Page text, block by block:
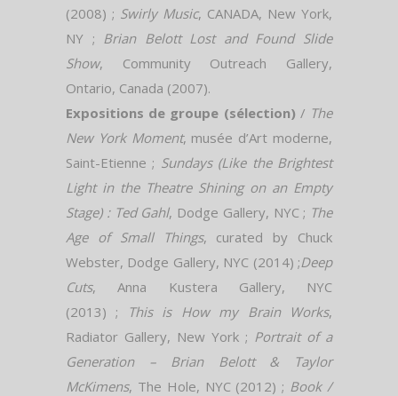
(2008) ; Swirly Music, CANADA, New York,
NY ; Brian Belott Lost and Found Slide
Show, Community Outreach Gallery,
Ontario, Canada (2007).
Expositions de groupe (sélection) / The
New York Moment, musée d’Art moderne,
Saint-Etienne ; Sundays (Like the Brightest
Light in the Theatre Shining on an Empty
Stage) : Ted Gahl, Dodge Gallery, NYC ; The
Age of Small Things, curated by Chuck
Webster, Dodge Gallery, NYC (2014) ;Deep
Cuts, Anna Kustera Gallery, NYC
(2013) ;
This is How my Brain Works,
Radiator Gallery, New York ; Portrait of a
Generation – Brian Belott & Taylor
McKimens, The Hole, NYC (2012) ; Book /